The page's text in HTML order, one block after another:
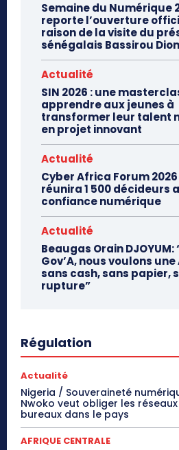
Semaine du Numérique
reporte l’ouverture
raison de la visite du
sénégalais Bassirou
Actualité
SIN 2026 : une
apprendre aux jeunes à
transformer leur talent
en projet innovant
Actualité
Cyber Africa Forum
réunira 1 500 décideurs
confiance numérique
Actualité
Beaugas Orain DJOYUM:
Gov’A, nous voulons
sans cash, sans papier,
rupture”
Régulation
Actualité
Nigeria / Souveraineté
Nwoko veut obliger les
bureaux dans le pays
AFRIQUE CENTRALE